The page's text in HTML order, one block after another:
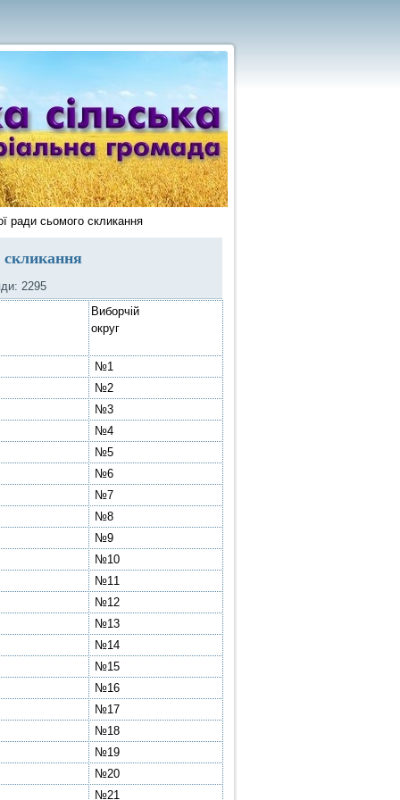
ради сьомого скликання
скликання
2295
Виборчій
округ
№1
№2
№3
№4
№5
№6
№7
№8
№9
№10
№11
№12
№13
№14
№15
№16
№17
№18
№19
№20
№21